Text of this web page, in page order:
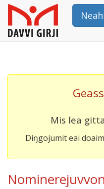
Mis lea
Diŋgojumit eai